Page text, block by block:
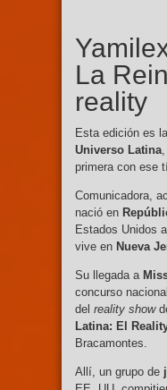
La
reality
Esta edición es
Universo Latina
primera con ese
Comunicadora,
nació en
Estados Unidos
vive en Nueva
Su llegada a
concurso
del reality show
Latina: El
Bracamontes.
Allí, un grupo de